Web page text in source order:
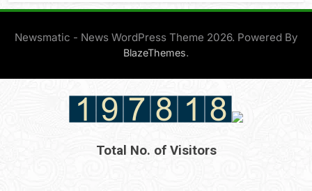
Newsmatic - News WordPress Theme 2026. Powered By
BlazeThemes.
Total No. of Visitors